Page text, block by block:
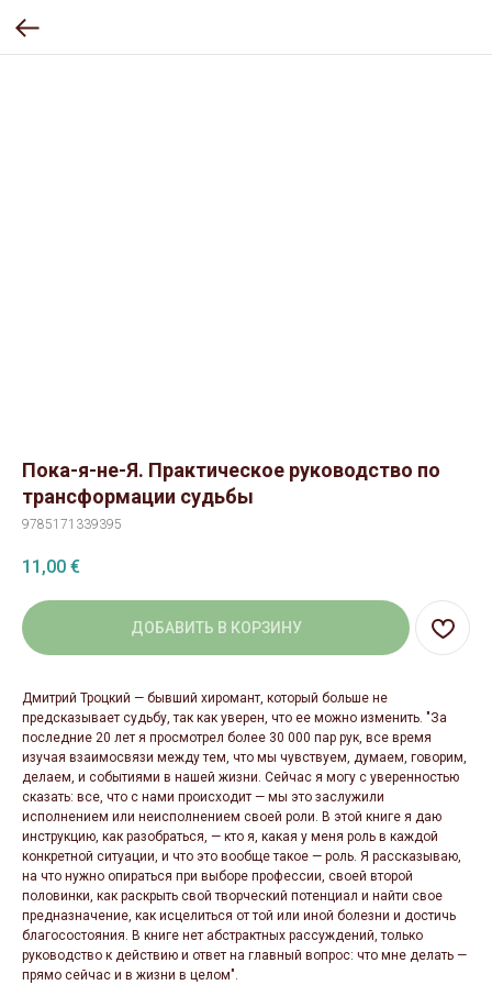
Пока-я-не-Я. Практическое руководство по
трансформации судьбы
9785171339395
11,00 €
ДОБАВИТЬ В КОРЗИНУ
Дмитрий Троцкий — бывший хиромант, который больше не
предсказывает судьбу, так как уверен, что ее можно изменить. "За
последние 20 лет я просмотрел более 30 000 пар рук, все время
изучая взаимосвязи между тем, что мы чувствуем, думаем, говорим,
делаем, и событиями в нашей жизни. Сейчас я могу с уверенностью
сказать: все, что с нами происходит — мы это заслужили
исполнением или неисполнением своей роли. В этой книге я даю
инструкцию, как разобраться, — кто я, какая у меня роль в каждой
конкретной ситуации, и что это вообще такое — роль. Я рассказываю,
на что нужно опираться при выборе профессии, своей второй
половинки, как раскрыть свой творческий потенциал и найти свое
предназначение, как исцелиться от той или иной болезни и достичь
благосостояния. В книге нет абстрактных рассуждений, только
руководство к действию и ответ на главный вопрос: что мне делать —
прямо сейчас и в жизни в целом".